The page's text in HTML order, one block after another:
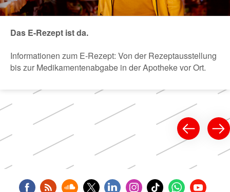
Das E-Rezept ist da.
Informationen zum E-Rezept: Von der Rezeptausstellung
bis zur Medikamentenabgabe in der Apotheke vor Ort.